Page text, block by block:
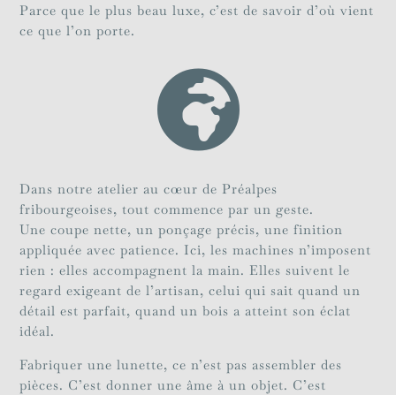
Parce que le plus beau luxe, c’est de savoir d’où vient
ce que l’on porte.

Dans notre atelier au cœur de Préalpes
fribourgeoises, tout commence par un geste.
Une coupe nette, un ponçage précis, une finition
appliquée avec patience. Ici, les machines n’imposent
rien : elles accompagnent la main. Elles suivent le
regard exigeant de l’artisan, celui qui sait quand un
détail est parfait, quand un bois a atteint son éclat
idéal.
Fabriquer une lunette, ce n’est pas assembler des
pièces. C’est donner une âme à un objet. C’est